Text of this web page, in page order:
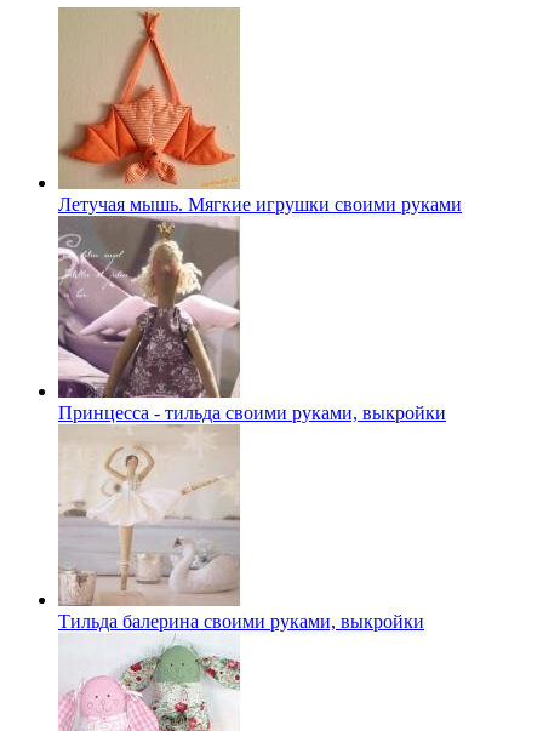
Летучая мышь. Мягкие игрушки своими руками
Принцесса - тильда своими руками, выкройки
Тильда балерина своими руками, выкройки